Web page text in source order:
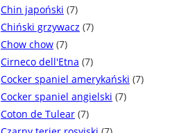
Chin japoński (7)
Chiński grzywacz (7)
Chow chow (7)
Cirneco dell'Etna (7)
Cocker spaniel amerykański (7)
Cocker spaniel angielski (7)
Coton de Tulear (7)